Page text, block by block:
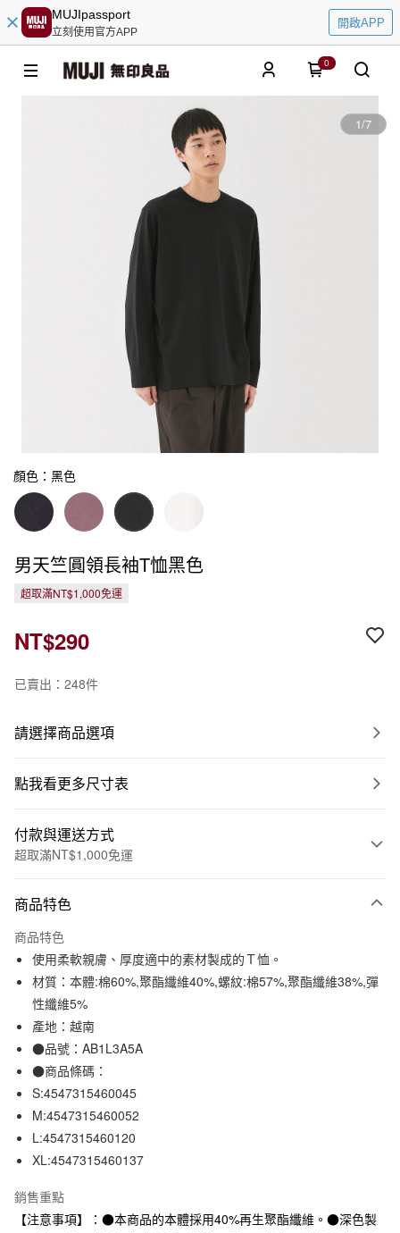
MUJIpassport
立刻使用官方APP
開啟APP
0
1/7
顏色：黑色
男天竺圓領長袖T恤黑色
超取滿NT$1,000免運
NT$290
已賣出：248件
請選擇商品選項
點我看更多尺寸表
付款與運送方式
超取滿NT$1,000免運
信用卡一次付款
信用卡分期付款
3 期 0 利率 每期 NT$96 21家銀行
合作金庫商業銀行
華南商業銀行
上海商業儲蓄銀行
臺灣中小企業銀行
匯豐（台灣）商業銀行
聯邦商業銀行
元大商業銀行
玉山商業銀行
台灣樂天信用卡公司
超商取貨付款
LINE Pay
Apple Pay
街口支付
悠遊付
全家取貨付款
商品特色
商品特色
使用柔軟親膚、厚度適中的素材製成的Ｔ恤。
材質：本體:棉60%,聚酯纖維40%,螺紋:棉57%,聚酯纖維38%,彈
性纖維5%
產地：越南
●品號：AB1L3A5A
●商品條碼：
S:4547315460045
M:4547315460052
L:4547315460120
XL:4547315460137
銷售重點
【注意事項】：●本商品的本體採用40%再生聚酯纖維。●深色製